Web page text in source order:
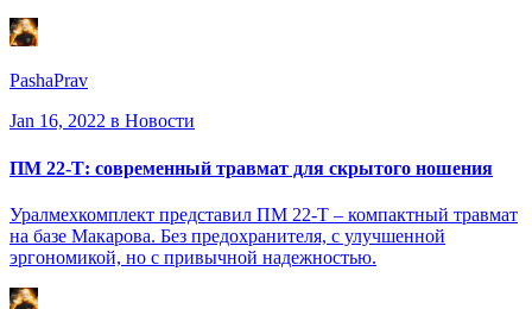
PashaPrav
Jan 16, 2022 в Новости
ПМ 22-Т: современный травмат для скрытого ношения
Уралмехкомплект представил ПМ 22-Т – компактный травмат
на базе Макарова. Без предохранителя, с улучшенной
эргономикой, но с привычной надежностью.